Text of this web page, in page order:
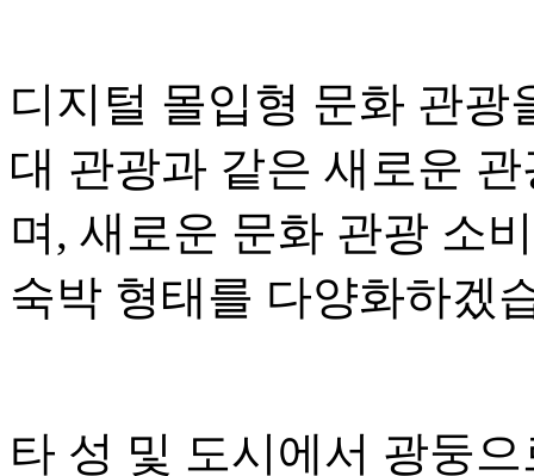
디지털 몰입형 문화 관광
대 관광과 같은 새로운
며, 새로운 문화 관광 소
숙박 형태를 다양화하겠
타 성 및 도시에서 광둥